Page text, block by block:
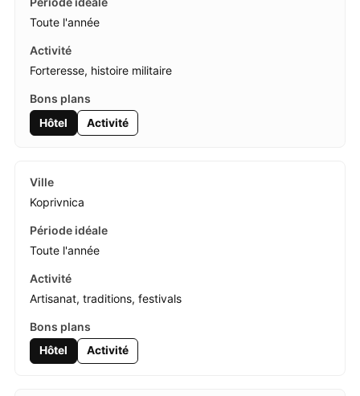
Toute l'année
Forteresse, histoire militaire
Hôtel Activité
Koprivnica
Toute l'année
Artisanat, traditions, festivals
Hôtel Activité